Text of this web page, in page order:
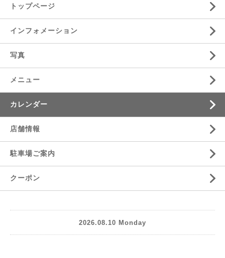
トップページ
インフォメーション
写真
メニュー
カレンダー
店舗情報
駐車場ご案内
クーポン
2026.08.10 Monday